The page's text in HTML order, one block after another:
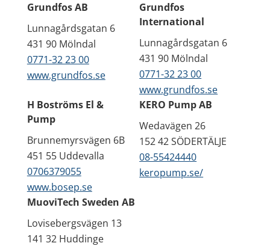
Grundfos AB
Lunnagårdsgatan 6
431 90 Mölndal
0771-32 23 00
www.grundfos.se
Grundfos
International
Lunnagårdsgatan 6
431 90 Mölndal
0771-32 23 00
www.grundfos.se
H Boströms El &
Pump
Brunnemyrsvägen 6B
451 55 Uddevalla
0706379055
www.bosep.se
KERO Pump AB
Wedavägen 26
152 42 SÖDERTÄLJE
08-55424440
keropump.se/
MuoviTech Sweden AB
Lovisebergsvägen 13
141 32 Huddinge